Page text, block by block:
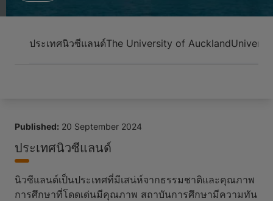
ประเทศนิวซีแลนด์The University of Auckland
Published: 20 September 2024
ประเทศนิวซีแลนด์
นิวซีแลนด์เป็นประเทศที่มีเสน่ห์จากธรรมชาติและคุณภาพ
การศึกษาที่โดดเด่นมีคุณภาพ สถาบันการศึกษามีความทัน